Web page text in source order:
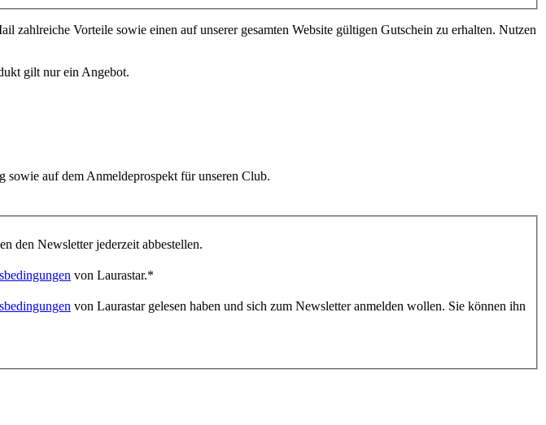
Vorteile sowie einen auf unserer gesamten Website gültigen Gutschein zu erhalten. Nutzen
gilt nur ein Angebot.
sowie auf dem Anmeldeprospekt für unseren Club.
den Newsletter jederzeit abbestellen.
von Laurastar.*
von Laurastar gelesen haben und sich zum Newsletter anmelden wollen. Sie können ihn